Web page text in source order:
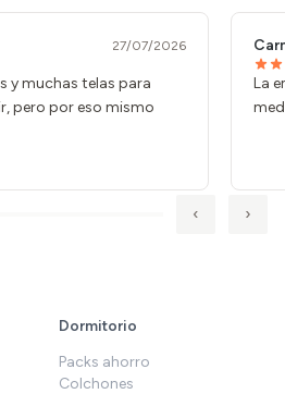
27/07/2026
y muchas telas para
pero por eso mismo
La
›
‹
Dormitorio
Packs ahorro
Colchones